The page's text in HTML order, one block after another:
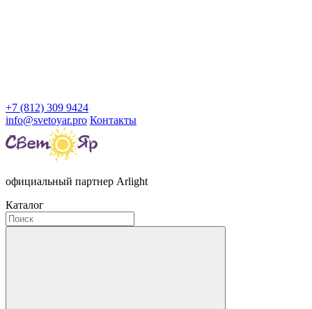
+7 (812) 309 9424
info@svetoyar.pro Контакты
официальный партнер Arlight
Каталог